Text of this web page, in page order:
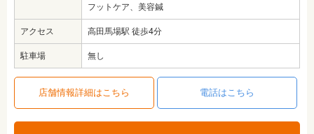
フットケア、美容鍼
アクセス 高田馬場駅 徒歩4分
駐車場 無し
店舗情報詳細はこちら 電話はこちら